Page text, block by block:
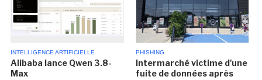
INTELLIGENCE ARTIFICIELLE
Alibaba lance Qwen 3.8-
Max
PHISHING
Intermarché victime d'une
fuite de données après